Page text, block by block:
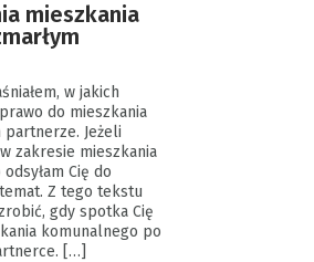
mieszkania
w jakich
do mieszkania
partnerze. Jeżeli
zakresie mieszkania
Cię do
Z tego tekstu
gdy spotka Cię
komunalnego po
[…]